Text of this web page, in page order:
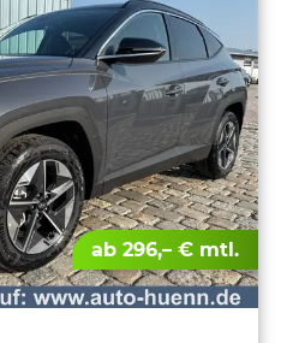
ab 296,– € mtl.